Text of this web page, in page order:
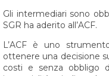
Gli intermediari sono
SGR ha aderito all’ACF.
L’ACF è uno
ottenere una decisione
costi e senza obbligo